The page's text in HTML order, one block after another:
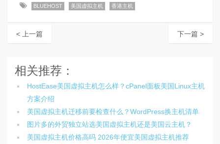
BLUEHOST 美国虚拟主机 香港主机
< 上一篇 下一篇 >
相关推荐：
HostEase美国虚拟主机怎么样？cPanel面板美国Linux主机
方案介绍
美国虚拟主机迁移前要检查什么？WordPress换主机清单
图片多的外贸独立站选美国虚拟主机还是美国云主机？
美国虚拟主机价格高吗 2026年便宜美国虚拟主机推荐